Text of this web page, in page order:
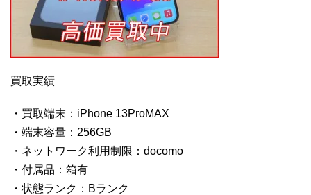
買取実績
・買取端末：iPhone 13ProMAX
・端末容量：256GB
・ネットワーク利用制限：docomo
・付属品：箱有
・状態ランク：Bランク